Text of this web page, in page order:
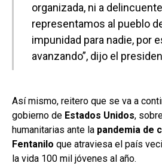
organizada, ni a
representamos al pueblo
impunidad para nadie, por
avanzando”, dijo el
Así mismo, reitero que se va a
gobierno de Estados Unidos,
humanitarias ante la pandemia de
Fentanilo que atraviesa el país
la vida 100 mil jóvenes al año.